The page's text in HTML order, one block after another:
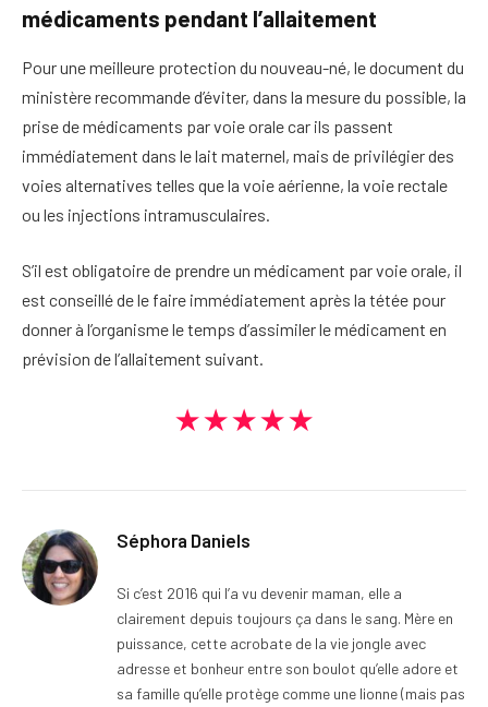
médicaments pendant l’allaitement
Pour une meilleure protection du nouveau-né, le document du
ministère recommande d’éviter, dans la mesure du possible, la
prise de médicaments par voie orale car ils passent
immédiatement dans le lait maternel, mais de privilégier des
voies alternatives telles que la voie aérienne, la voie rectale
ou les injections intramusculaires.
S’il est obligatoire de prendre un médicament par voie orale, il
est conseillé de le faire immédiatement après la tétée pour
donner à l’organisme le temps d’assimiler le médicament en
prévision de l’allaitement suivant.
★★★★★
Séphora Daniels
Si c’est 2016 qui l’a vu devenir maman, elle a
clairement depuis toujours ça dans le sang. Mère en
puissance, cette acrobate de la vie jongle avec
adresse et bonheur entre son boulot qu’elle adore et
sa famille qu’elle protège comme une lionne (mais pas